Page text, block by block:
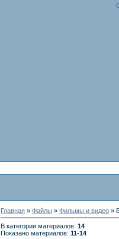
Главная » Файлы » Фильмы и видео »
В категории материалов: 14
Показано материалов: 11-14